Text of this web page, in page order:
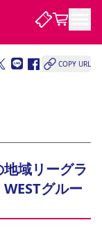
セス
レディース
入方法
団体チケット
COPY URL
域リーグラ
グルー